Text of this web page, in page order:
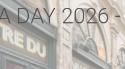
DAY 2026